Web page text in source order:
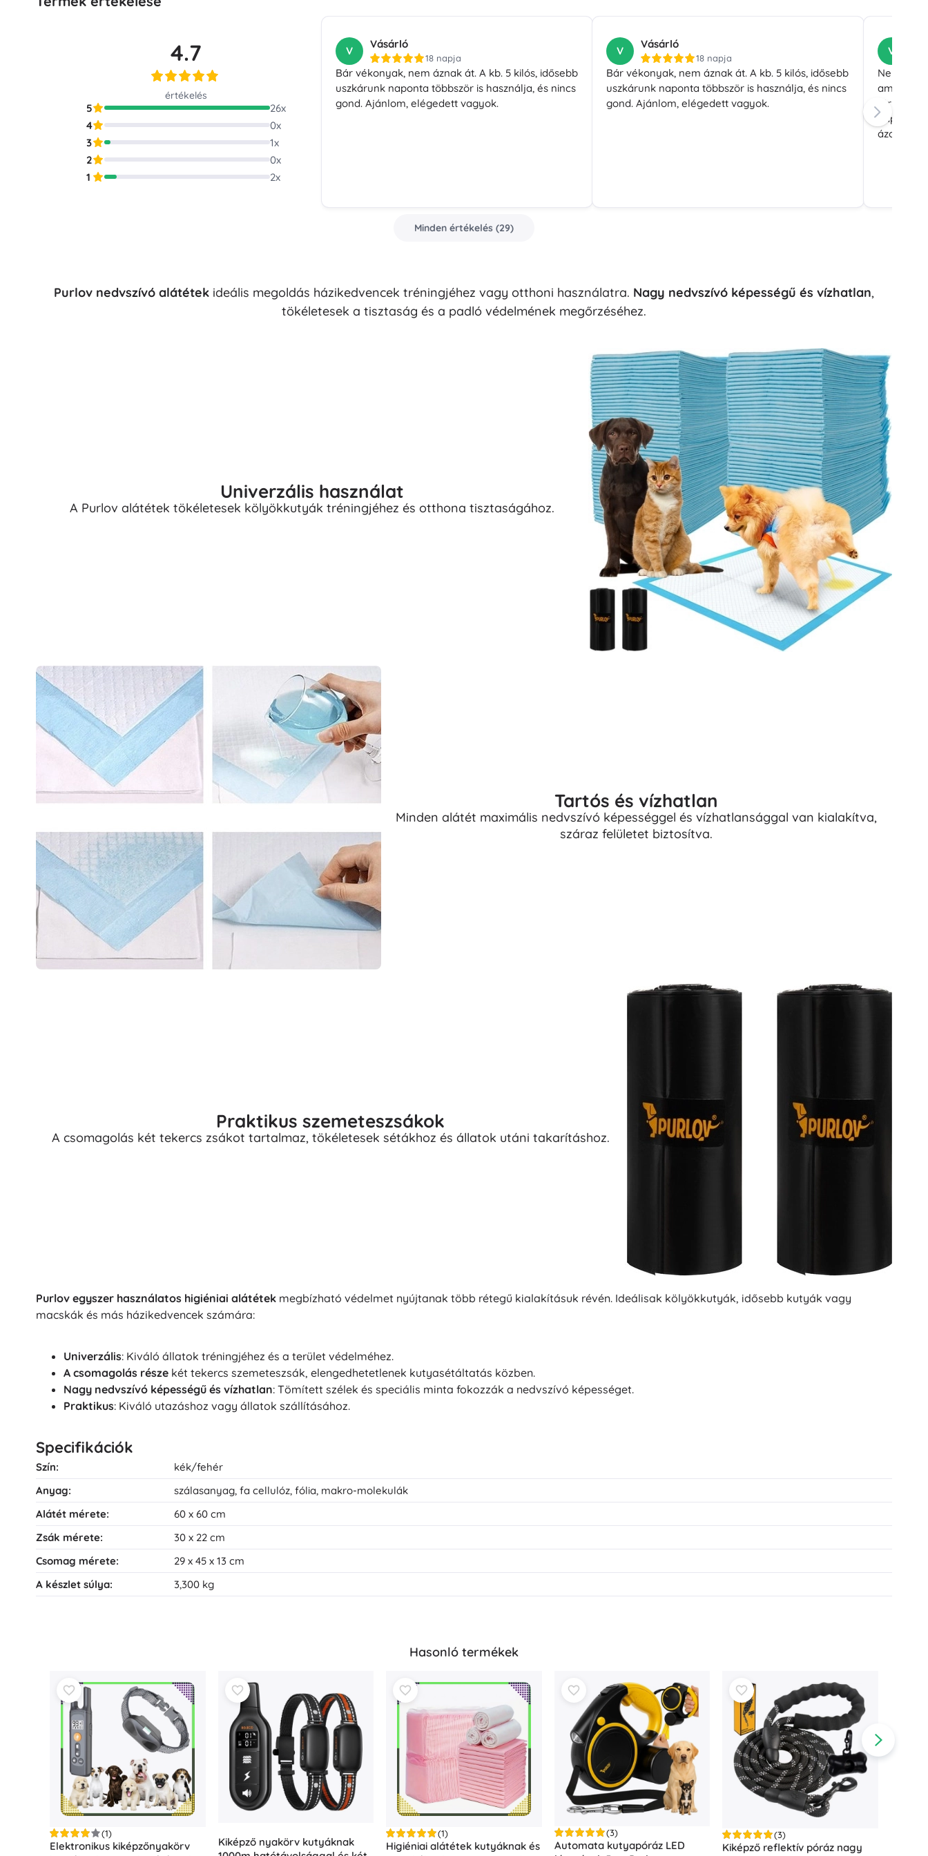
Puzzle
4.7
értékelés
5 26x
4
0x
3
1x
2
0x
1
2x
V
Vásárló
18 napja
Bár vékonyak, nem áznak át. A kb. 5 kilós, idősebb
uszkárunk naponta többször is használja, és nincs
gond. Ajánlom, elégedett vagyok.
V
Vásárló
18 napja
Bár vékonyak, nem áznak át. A kb. 5 kilós, idősebb
uszkárunk naponta többször is használja, és nincs
gond. Ajánlom, elégedett vagyok.
V
Nem
amihez
napi 20-
ázott át.
Minden értékelés (29)
Purlov nedvszívó alátétek ideális megoldás házikedvencek tréningjéhez vagy otthoni használatra. Nagy nedvszívó képességű és vízhatlan,
tökéletesek a tisztaság és a padló védelmének megőrzéséhez.
Univerzális használat
A Purlov alátétek tökéletesek kölyökkutyák tréningjéhez és otthona tisztaságához.
Tartós és vízhatlan
Minden alátét maximális nedvszívó képességgel és vízhatlansággal van kialakítva,
száraz felületet biztosítva.
Praktikus szemeteszsákok
A csomagolás két tekercs zsákot tartalmaz, tökéletesek sétákhoz és állatok utáni takarításhoz.
Purlov egyszer használatos higiéniai alátétek megbízható védelmet nyújtanak több rétegű kialakításuk révén. Ideálisak kölyökkutyák, idősebb kutyák vagy
macskák és más házikedvencek számára:
Univerzális: Kiváló állatok tréningjéhez és a terület védelméhez.
A csomagolás része két tekercs szemeteszsák, elengedhetetlenek kutyasétáltatás közben.
Nagy nedvszívó képességű és vízhatlan: Tömített szélek és speciális minta fokozzák a nedvszívó képességet.
Praktikus: Kiváló utazáshoz vagy állatok szállításához.
Specifikációk
Szín:
kék/fehér
Anyag:
szálasanyag, fa cellulóz, fólia, makro-molekulák
Alátét mérete:
60 x 60 cm
Zsák mérete:
30 x 22 cm
Csomag mérete:
29 x 45 x 13 cm
A készlet súlya:
3,300 kg
Hasonló termékek
(1)
Elektronikus kiképzőnyakörv
Kiképző nyakörv kutyáknak
(1)
Higiéniai alátétek kutyáknak és
(3)
Automata kutyapóráz LED
(3)
Kiképző reflektív póráz nagy